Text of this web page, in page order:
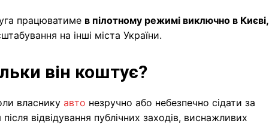
працюватиме в пілотному режимі виключно в Києві,
на інші міста України.
він коштує?
власнику авто незручно або небезпечно сідати за
відвідування публічних заходів, виснажливих